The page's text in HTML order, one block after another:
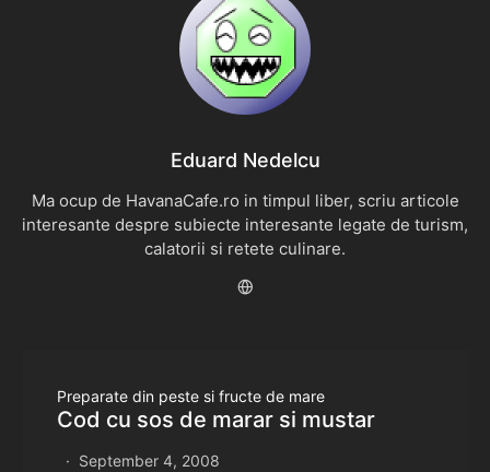
Eduard Nedelcu
Ma ocup de HavanaCafe.ro in timpul liber, scriu articole
interesante despre subiecte interesante legate de turism,
calatorii si retete culinare.
Preparate din peste si fructe de mare
Cod cu sos de marar si mustar
September 4, 2008